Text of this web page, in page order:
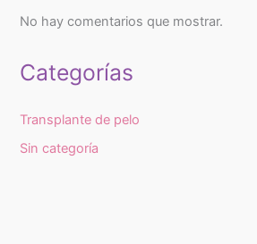
No hay comentarios que mostrar.
Categorías
Transplante de pelo
Sin categoría